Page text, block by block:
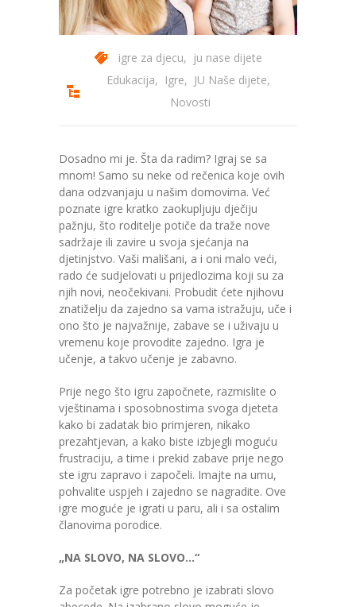
-- Dokumenti
-- Javne nabavke
---- Odluke o izboru i poništenju
---- Nabavka usluga iz anexa II dio B
-- Konkursi
Edukacije
-- Edukacije za roditelje
-- Edukacije zaposlenika
-- Jelovnik za djecu
-- Obrasci i zahtjevi
-- Obavještenja za roditelje
Projekti
igre za djecu, ju nase dijete
Edukacija, Igre, JU Naše dijete,
Novosti
Dosadno mi je. Šta da radim? Igraj se sa
mnom! Samo su neke od rečenica koje ovih
dana odzvanjaju u našim domovima. Već
poznate igre kratko zaokupljuju dječiju
pažnju, što roditelje potiče da traže nove
sadržaje ili zavire u svoja sjećanja na
djetinjstvo. Vaši mališani, a i oni malo veći,
rado će sudjelovati u prijedlozima koji su za
njih novi, neočekivani. Probudit ćete njihovu
znatiželju da zajedno sa vama istražuju, uče i
ono što je najvažnije, zabave se i uživaju u
vremenu koje provodite zajedno. Igra je
učenje, a takvo učenje je zabavno.
Prije nego što igru započnete, razmislite o
vještinama i sposobnostima svoga djeteta
kako bi zadatak bio primjeren, nikako
prezahtjevan, a kako biste izbjegli moguću
frustraciju, a time i prekid zabave prije nego
ste igru zapravo i započeli. Imajte na umu,
pohvalite uspjeh i zajedno se nagradite. Ove
igre moguće je igrati u paru, ali i sa ostalim
članovima porodice.
„NA SLOVO, NA SLOVO…“
Za početak igre potrebno je izabrati slovo